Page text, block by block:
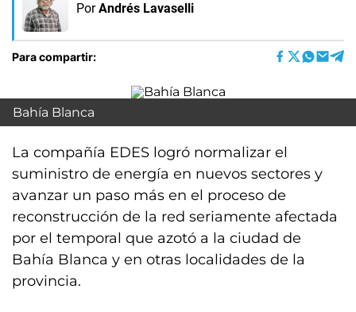
Por Andrés Lavaselli
Para compartir:
Bahía Blanca
La compañía EDES logró normalizar el
suministro de energía en nuevos sectores y
avanzar un paso más en el proceso de
reconstrucción de la red seriamente afectada
por el temporal que azotó a la ciudad de
Bahía Blanca y en otras localidades de la
provincia.